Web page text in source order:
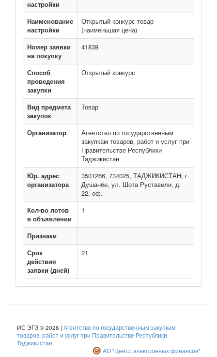
настройки
Наименование
настройки
Открытый конкурс товар
(наименьшая цена)
Номер заявки
на покупку
41839
Способ
проведения
закупки
Открытый конкурс
Вид предмета
закупок
Товар
Организатор
Агентство по государственным
закупкам товаров, работ и услуг при
Правительстве Республики
Таджикистан
Юр. адрес
организатора
3501266, 734025, ТАДЖИКИСТАН, г.
Душанбе, ул. Шота Руставели, д.
22, оф.
Кол-во лотов
в объявлении
1
Признаки
Срок
действия
заявки (дней)
21
ИС ЭГЗ © 2026 | Агентство по государственным закупкам
товаров, работ и услуг при Правительстве Республики
Таджикистан
АО "Центр электронных финансов"